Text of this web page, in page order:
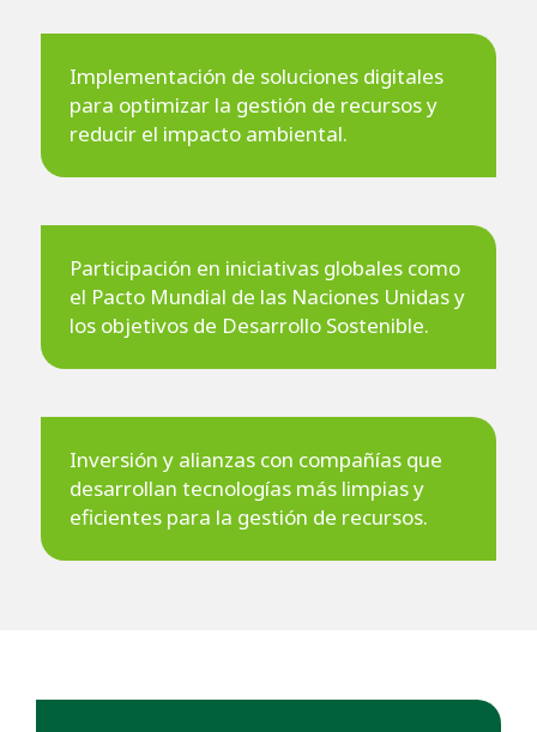
Implementación de soluciones digitales
para optimizar la gestión de recursos y
reducir el impacto ambiental.
Participación en iniciativas globales como
el Pacto Mundial de las Naciones Unidas y
los objetivos de Desarrollo Sostenible.
Inversión y alianzas con compañías que
desarrollan tecnologías más limpias y
eficientes para la gestión de recursos.